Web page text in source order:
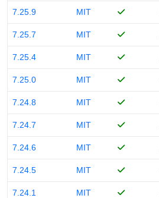
7.25.9 MIT
7.25.7 MIT
7.25.4 MIT
7.25.0 MIT
7.24.8 MIT
7.24.7 MIT
7.24.6 MIT
7.24.5 MIT
7.24.1 MIT